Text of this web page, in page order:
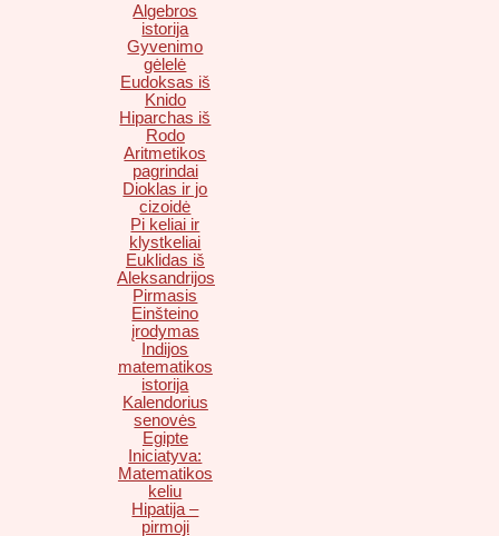
Algebros
istorija
Gyvenimo
gėlelė
Eudoksas iš
Knido
Hiparchas iš
Rodo
Aritmetikos
pagrindai
Dioklas ir jo
cizoidė
Pi keliai ir
klystkeliai
Euklidas iš
Aleksandrijos
Pirmasis
Einšteino
įrodymas
Indijos
matematikos
istorija
Kalendorius
senovės
Egipte
Iniciatyva:
Matematikos
keliu
Hipatija –
pirmoji